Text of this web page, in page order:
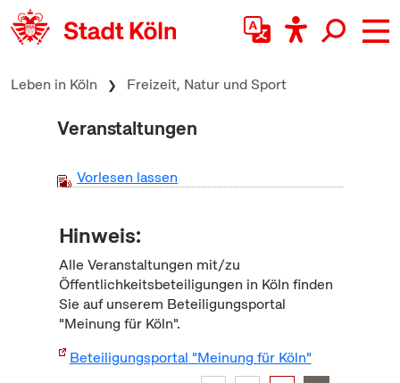
zum Inhalt springen
Leben in Köln Freizeit, Natur und Sport
Veranstaltungen
Vorlesen lassen
Hinweis:
Alle Veranstaltungen mit/zu
Öffentlichkeitsbeteiligungen in Köln finden
Sie auf unserem Beteiligungsportal
"Meinung für Köln".
Beteiligungsportal "Meinung für Köln"